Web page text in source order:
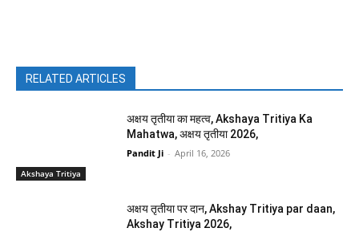
RELATED ARTICLES
Akshaya Tritiya
अक्षय तृतीया का महत्व, Akshaya Tritiya Ka
Mahatwa, अक्षय तृतीया 2026,
Pandit Ji - April 16, 2026
अक्षय तृतीया पर दान, Akshay Tritiya par daan,
Akshay Tritiya 2026,